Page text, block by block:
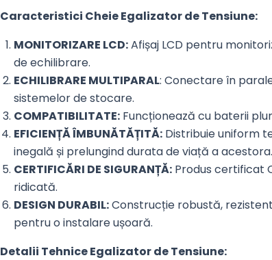
Caracteristici Cheie Egalizator de Tensiune:
MONITORIZARE LCD:Afișaj LCD pentru
de echilibrare.
ECHILIBRARE MULTIPARAL: Conectare în
sistemelor de stocare.
COMPATIBILITATE: Funcționează cu baterii
EFICIENȚĂ ÎMBUNĂTĂȚITĂ: Distribuie uniform
inegală și prelungind durata de viață a acestora.
CERTIFICĂRI DE SIGURANȚĂ: Produs certificat
ridicată.
DESIGN DURABIL:Construcție robustă,
pentru o instalare ușoară.
Detalii Tehnice Egalizator de Tensiune: